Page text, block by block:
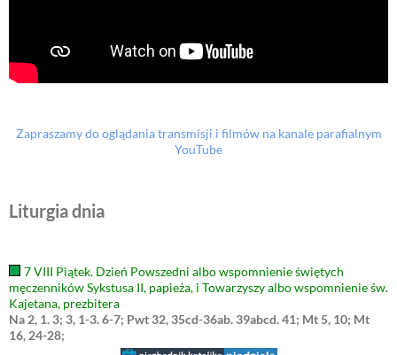
Zapraszamy do oglądania transmisji i filmów na kanale parafialnym
YouTube
Liturgia dnia
7 VIII Piątek. Dzień Powszedni albo wspomnienie świętych
męczenników Sykstusa II, papieża, i Towarzyszy albo wspomnienie św.
Kajetana, prezbitera
Na 2, 1. 3; 3, 1-3. 6-7; Pwt 32, 35cd-36ab. 39abcd. 41; Mt 5, 10; Mt
16, 24-28;